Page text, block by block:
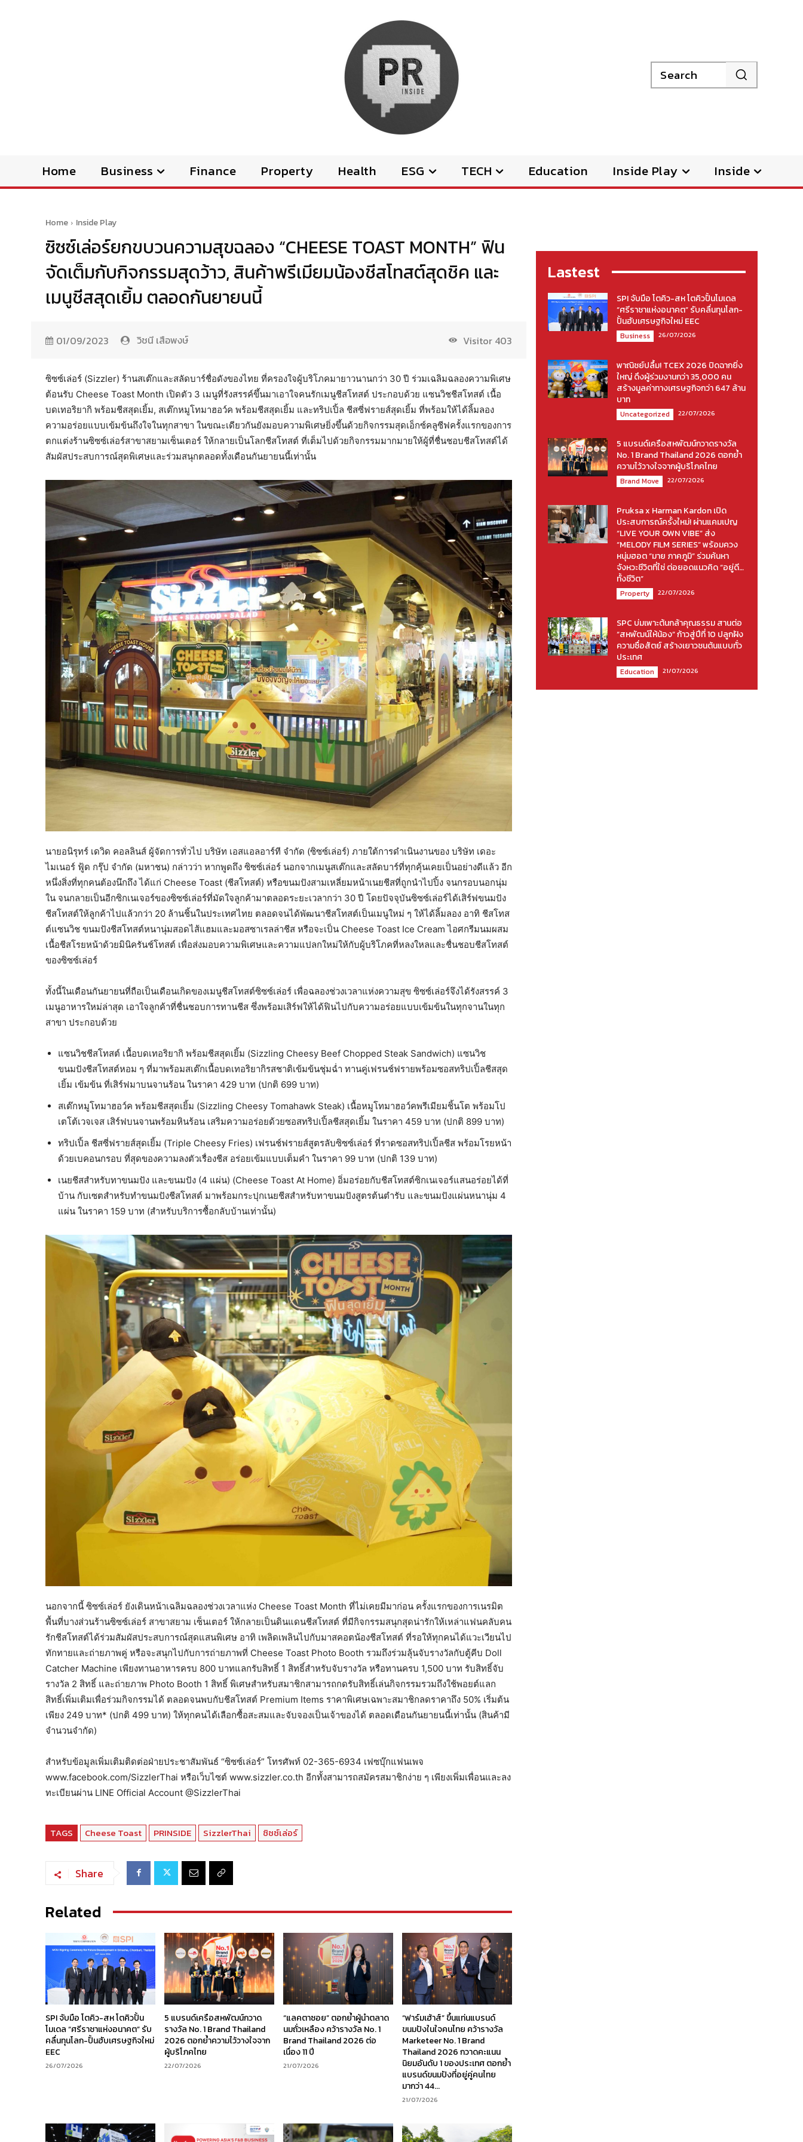
Search
Home Business Finance Property Health ESG TECH Education Inside Play Inside
Home Inside Play
ซิซซ์เล่อร์ยกขบวนความสุขฉลอง “CHEESE TOAST MONTH” ฟิน
จัดเต็มกับกิจกรรมสุดว้าว, สินค้าพรีเมียมน้องชีสโทสต์สุดชิค และ
เมนูชีสสุดเยิ้ม ตลอดกันยายนนี้
01/09/2023 วิชนี เสือพงษ์ Visitor 403
ซิซซ์เล่อร์ (Sizzler) ร้านสเต๊กและสลัดบาร์ชื่อดังของไทย ที่ครองใจผู้บริโภคมายาวนานกว่า 30 ปี ร่วมเฉลิมฉลองความพิเศษ
ต้อนรับ Cheese Toast Month เปิดตัว 3 เมนูที่รังสรรค์ขึ้นมาเอาใจคนรักเมนูชีสโทสต์ ประกอบด้วย แซนวิชชีสโทสต์ เนื้อ
บดเทอริยากิ พร้อมชีสสุดเยิ้ม, สเต๊กหมูโทมาฮอว์ค พร้อมชีสสุดเยิ้ม และทริปเปิ้ล ชีสซี่ฟรายส์สุดเยิ้ม ที่พร้อมให้ได้ลิ้มลอง
ความอร่อยแบบเข้มข้นถึงใจในทุกสาขา ในขณะเดียวกันยังมอบความพิเศษยิ่งขึ้นด้วยกิจกรรมสุดเอ็กซ์คลูซีฟครั้งแรกของการ
ตกแต่งร้านซิซซ์เล่อร์สาขาสยามเซ็นเตอร์ ให้กลายเป็นโลกชีสโทสต์ ที่เต็มไปด้วยกิจกรรมมากมายให้ผู้ที่ชื่นชอบชีสโทสต์ได้
สัมผัสประสบการณ์สุดพิเศษและร่วมสนุกตลอดทั้งเดือนกันยายนนี้เท่านั้น
นายอนิรุทร์ เดวิด คอลลินส์ ผู้จัดการทั่วไป บริษัท เอสแอลอาร์ที จำกัด (ซิซซ์เล่อร์) ภายใต้การดำเนินงานของ บริษัท เดอะ
ไมเนอร์ ฟู้ด กรุ๊ป จำกัด (มหาชน) กล่าวว่า หากพูดถึง ซิซซ์เล่อร์ นอกจากเมนูสเต๊กและสลัดบาร์ที่ทุกคุ้นเคยเป็นอย่างดีแล้ว อีก
หนึ่งสิ่งที่ทุกคนต้องนึกถึง ได้แก่ Cheese Toast (ชีสโทสต์) หรือขนมปังสามเหลี่ยมหน้าเนยชีสที่ถูกนำไปปิ้ง จนกรอบนอกนุ่ม
ใน จนกลายเป็นอีกซิกเนเจอร์ของซิซซ์เล่อร์ที่มัดใจลูกค้ามาตลอดระยะเวลากว่า 30 ปี โดยปัจจุบันซิซซ์เล่อร์ได้เสิร์ฟขนมปัง
ชีสโทสต์ให้ลูกค้าไปแล้วกว่า 20 ล้านชิ้นในประเทศไทย ตลอดจนได้พัฒนาชีสโทสต์เป็นเมนูใหม่ ๆ ให้ได้ลิ้มลอง อาทิ ชีสโทส
ต์แซนวิช ขนมปังชีสโทสต์หนานุ่มสอดไส้แฮมและมอสซาเรลล่าชีส หรือจะเป็น Cheese Toast Ice Cream ไอศกรีมนมผสม
เนื้อชีสโรยหน้าด้วยมินิครันช์โทสต์ เพื่อส่งมอบความพิเศษและความแปลกใหม่ให้กับผู้บริโภคที่หลงใหลและชื่นชอบชีสโทสต์
ของซิซซ์เล่อร์
ทั้งนี้ในเดือนกันยายนที่ถือเป็นเดือนเกิดของเมนูชีสโทสต์ซิซซ์เล่อร์ เพื่อฉลองช่วงเวลาแห่งความสุข ซิซซ์เล่อร์จึงได้รังสรรค์ 3
เมนูอาหารใหม่ล่าสุด เอาใจลูกค้าที่ชื่นชอบการทานชีส ซึ่งพร้อมเสิร์ฟให้ได้ฟินไปกับความอร่อยแบบเข้มข้นในทุกจานในทุก
สาขา ประกอบด้วย
แซนวิชชีสโทสต์ เนื้อบดเทอริยากิ พร้อมชีสสุดเยิ้ม (Sizzling Cheesy Beef Chopped Steak Sandwich) แซนวิช
ขนมปังชีสโทสต์หอม ๆ ที่มาพร้อมสเต๊กเนื้อบดเทอริยากิรสชาติเข้มข้นชุ่มฉ่ำ ทานคู่เฟรนช์ฟรายพร้อมซอสทริปเปิ้ลชีสสุด
เยิ้ม เข้มข้น ที่เสิร์ฟมาบนจานร้อน ในราคา 429 บาท (ปกติ 699 บาท)
สเต๊กหมูโทมาฮอว์ค พร้อมชีสสุดเยิ้ม (Sizzling Cheesy Tomahawk Steak) เนื้อหมูโทมาฮอว์คพรีเมียมชิ้นโต พร้อมโป
เตโต้เวจเจส เสิร์ฟบนจานพร้อมหินร้อน เสริมความอร่อยด้วยซอสทริปเปิ้ลชีสสุดเยิ้ม ในราคา 459 บาท (ปกติ 899 บาท)
ทริปเปิ้ล ชีสซี่ฟรายส์สุดเยิ้ม (Triple Cheesy Fries) เฟรนช์ฟรายส์สูตรลับซิซซ์เล่อร์ ที่ราดซอสทริปเปิ้ลชีส พร้อมโรยหน้า
ด้วยเบคอนกรอบ ที่สุดของความลงตัวเรื่องชีส อร่อยเข้มแบบเต็มคำ ในราคา 99 บาท (ปกติ 139 บาท)
เนยชีสสำหรับทาขนมปัง และขนมปัง (4 แผ่น) (Cheese Toast At Home) อิ่มอร่อยกับชีสโทสต์ซิกเนเจอร์แสนอร่อยได้ที่
บ้าน กับเซตสำหรับทำขนมปังชีสโทสต์ มาพร้อมกระปุกเนยชีสสำหรับทาขนมปังสูตรต้นตำรับ และขนมปังแผ่นหนานุ่ม 4
แผ่น ในราคา 159 บาท (สำหรับบริการซื้อกลับบ้านเท่านั้น)
นอกจากนี้ ซิซซ์เล่อร์ ยังเดินหน้าเฉลิมฉลองช่วงเวลาแห่ง Cheese Toast Month ที่ไม่เคยมีมาก่อน ครั้งแรกของการเนรมิต
พื้นที่บางส่วนร้านซิซซ์เล่อร์ สาขาสยาม เซ็นเตอร์ ให้กลายเป็นดินแดนชีสโทสต์ ที่มีกิจกรรมสนุกสุดน่ารักให้เหล่าแฟนคลับคน
รักชีสโทสต์ได้ร่วมสัมผัสประสบการณ์สุดแสนพิเศษ อาทิ เพลิดเพลินไปกับมาสคอตน้องชีสโทสต์ ที่รอให้ทุกคนได้แวะเวียนไป
ทักทายและถ่ายภาพคู่ หรือจะสนุกไปกับการถ่ายภาพที่ Cheese Toast Photo Booth รวมถึงร่วมลุ้นจับรางวัลกับตู้คีบ Doll
Catcher Machine เพียงทานอาหารครบ 800 บาทแลกรับสิทธิ์ 1 สิทธิ์สำหรับจับรางวัล หรือทานครบ 1,500 บาท รับสิทธิ์จับ
รางวัล 2 สิทธิ์ และถ่ายภาพ Photo Booth 1 สิทธิ์ พิเศษสำหรับสมาชิกสามารถกดรับสิทธิ์เล่นกิจกรรมรวมถึงใช้พอยต์แลก
สิทธิ์เพิ่มเติมเพื่อร่วมกิจกรรมได้ ตลอดจนพบกับชีสโทสต์ Premium Items ราคาพิเศษเฉพาะสมาชิกลดราคาถึง 50% เริ่มต้น
เพียง 249 บาท* (ปกติ 499 บาท) ให้ทุกคนได้เลือกซื้อสะสมและจับจองเป็นเจ้าของได้ ตลอดเดือนกันยายนนี้เท่านั้น (สินค้ามี
จำนวนจำกัด)
สำหรับข้อมูลเพิ่มเติมติดต่อฝ่ายประชาสัมพันธ์ “ซิซซ์เล่อร์” โทรศัพท์ 02-365-6934 เฟซบุ๊กแฟนเพจ
www.facebook.com/SizzlerThai หรือเว็บไซต์ www.sizzler.co.th อีกทั้งสามารถสมัครสมาชิกง่าย ๆ เพียงเพิ่มเพื่อนและลง
ทะเบียนผ่าน LINE Official Account @SizzlerThai
TAGS Cheese Toast PRINSIDE SizzlerThai ซิซซ์เล่อร์
Share
Related
SPI จับมือ โตคิว-สห โตคิวปั้น
โมเดล “ศรีราชาแห่งอนาคต” รับ
คลื่นทุนโลก-ปั้นฮับเศรษฐกิจใหม่
EEC
26/07/2026
5 แบรนด์เครือสหพัฒน์กวาด
รางวัล No. 1 Brand Thailand
2026 ตอกย้ำความไว้วางใจจาก
ผู้บริโภคไทย
22/07/2026
“แลคตาซอย” ตอกย้ำผู้นำตลาด
นมถั่วเหลือง คว้ารางวัล No. 1
Brand Thailand 2026 ต่อ
เนื่อง 11 ปี
21/07/2026
“ฟาร์มเฮ้าส์” ขึ้นแท่นแบรนด์
ขนมปังในใจคนไทย คว้ารางวัล
Marketeer No. 1 Brand
Thailand 2026 กวาดคะแนน
นิยมอันดับ 1 ของประเทศ ตอกย้ำ
แบรนด์ขนมปังที่อยู่คู่คนไทย
มากว่า 44...
21/07/2026
Lastest
SPI จับมือ โตคิว-สห โตคิวปั้นโมเดล
“ศรีราชาแห่งอนาคต” รับคลื่นทุนโลก-
ปั้นฮับเศรษฐกิจใหม่ EEC
Business 26/07/2026
พาณิชย์ปลื้ม! TCEX 2026 ปิดฉากยิ่ง
ใหญ่ ดึงผู้ร่วมงานกว่า 35,000 คน
สร้างมูลค่าทางเศรษฐกิจกว่า 647 ล้าน
บาท
Uncategorized 22/07/2026
5 แบรนด์เครือสหพัฒน์กวาดรางวัล
No. 1 Brand Thailand 2026 ตอกย้ำ
ความไว้วางใจจากผู้บริโภคไทย
Brand Move 22/07/2026
Pruksa x Harman Kardon เปิด
ประสบการณ์ครั้งใหม่! ผ่านแคมเปญ
“LIVE YOUR OWN VIBE” ส่ง
“MELODY FILM SERIES” พร้อมควง
หนุ่มฮอต “มาย ภาคภูมิ” ร่วมค้นหา
จังหวะชีวิตที่ใช่ ต่อยอดแนวคิด “อยู่ดี…
ทั้งชีวิต”
Property 22/07/2026
SPC บ่มเพาะต้นกล้าคุณธรรม สานต่อ
“สหพัฒน์ให้น้อง” ก้าวสู่ปีที่ 10 ปลูกฝัง
ความซื่อสัตย์ สร้างเยาวชนต้นแบบทั่ว
ประเทศ
Education 21/07/2026